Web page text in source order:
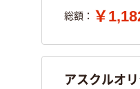
総額： ￥
アスクルオ